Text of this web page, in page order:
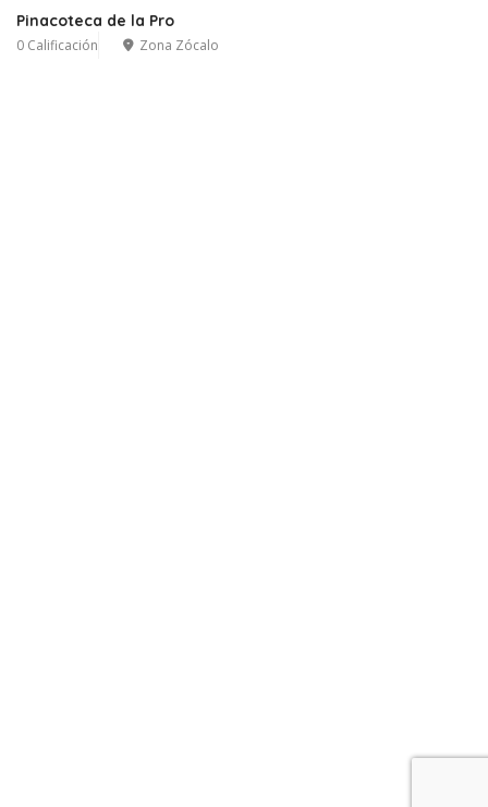
Pinacoteca de la Pro
0 Calificación Zona Zócalo